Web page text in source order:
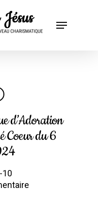
d’Adoration
Coeur du 6
10